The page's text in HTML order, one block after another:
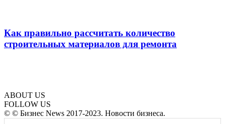
Как правильно рассчитать количество
строительных материалов для ремонта
ABOUT US
FOLLOW US
© © Бизнес News 2017-2023. Новости бизнеса.